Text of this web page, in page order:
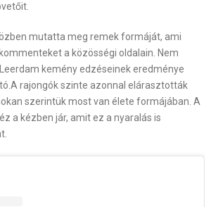
mutatta meg remek formáját, ami
a közösségi oldalain. Nem
kemény edzéseinek eredménye
rajongók szinte azonnal elárasztották
szerintük most van élete formájában. A
a kézben jár, amit ez a nyaralás is